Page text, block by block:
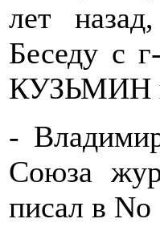
лет
Беседу с
КУЗЬМИН
-
Союза
писал в